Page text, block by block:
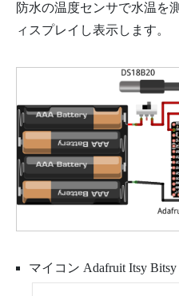
防水の温度センサで水温を
ィスプレイし表示します。
マイコン Adafruit Itsy Bitsy